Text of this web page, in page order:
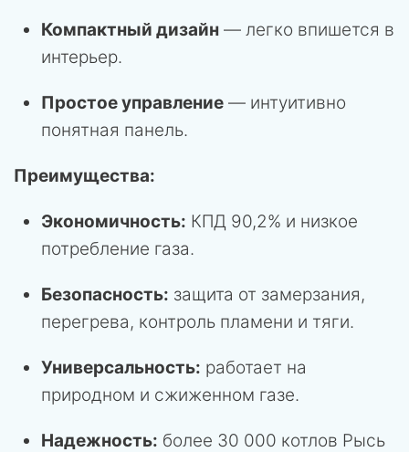
Компактный дизайн — легко впишется в
интерьер.
Простое управление — интуитивно
понятная панель.
Преимущества:
Экономичность: КПД 90,2% и низкое
потребление газа.
Безопасность: защита от замерзания,
перегрева, контроль пламени и тяги.
Универсальность: работает на
природном и сжиженном газе.
Надежность: более 30 000 котлов Рысь